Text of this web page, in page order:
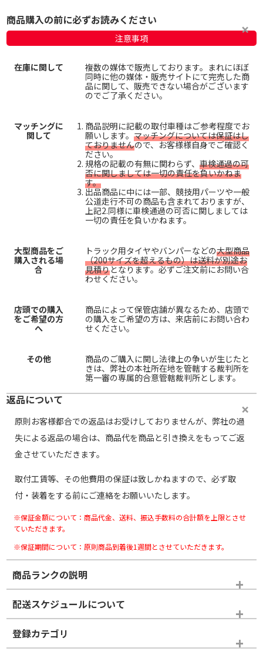
商品購入の前に必ずお読みください
注意事項
在庫に関して
複数の媒体で販売しております。まれにほぼ
同時に他の媒体・販売サイトにて完売した商
品に関して、販売できない場合がございます
のでご了承ください。
マッチングに
関して
商品説明に記載の取付車種はご参考程度でお
願いします。 マッチングについては保証はし
ておりませんので、お客様様自身でご確認く
ださい。
規格の記載の有無に関わらず、 車検通過の可
否に関しましては一切の責任を負いかねま
す。
出品商品に中には一部、競技用パーツや一般
公道走行不可の商品も含まれておりますが、
上記2.同様に車検通過の可否に関しましては
一切の責任を負いかねます。
大型商品をご
購入される場
合
トラック用タイヤやバンパーなどの大型商品
（200サイズを超えるもの）は送料が別途お
見積りとなります。必ずご注文前にお問い合
わせください。
店頭での購入
をご希望の方
へ
商品によって保管店舗が異なるため、店頭で
の購入をご希望の方は、来店前にお問い合わ
せください。
その他
商品のご購入に関し法律上の争いが生じたと
きは、弊社の本社所在地を管轄する裁判所を
第一審の専属的合意管轄裁判所とします。
返品について
原則お客様都合での返品はお受けしておりませんが、弊社の過
失による返品の場合は、商品代を商品と引き換えをもってご返
金させていただきます。
取付工賃等、その他費用の保証は致しかねますので、必ず取
付・装着をする前にご連絡をお願いいたします。
※保証金額について：商品代金、送料、振込手数料の合計額を上限とさせ
ていただきます。
※保証期間について：原則商品到着後1週間とさせていただきます。
商品ランクの説明
※商品ランクは出品者の主観により判断しておりますので、あら
かじめご了承ください。
ホイールランク
配送スケジュールについて
登録カテゴリ
スタッドレスタイヤホイールセット